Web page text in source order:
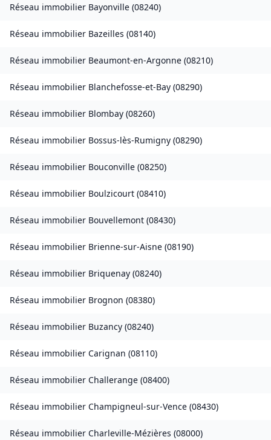
Réseau immobilier Bayonville (08240)
Réseau immobilier Bazeilles (08140)
Réseau immobilier Beaumont-en-Argonne (08210)
Réseau immobilier Blanchefosse-et-Bay (08290)
Réseau immobilier Blombay (08260)
Réseau immobilier Bossus-lès-Rumigny (08290)
Réseau immobilier Bouconville (08250)
Réseau immobilier Boulzicourt (08410)
Réseau immobilier Bouvellemont (08430)
Réseau immobilier Brienne-sur-Aisne (08190)
Réseau immobilier Briquenay (08240)
Réseau immobilier Brognon (08380)
Réseau immobilier Buzancy (08240)
Réseau immobilier Carignan (08110)
Réseau immobilier Challerange (08400)
Réseau immobilier Champigneul-sur-Vence (08430)
Réseau immobilier Charleville-Mézières (08000)